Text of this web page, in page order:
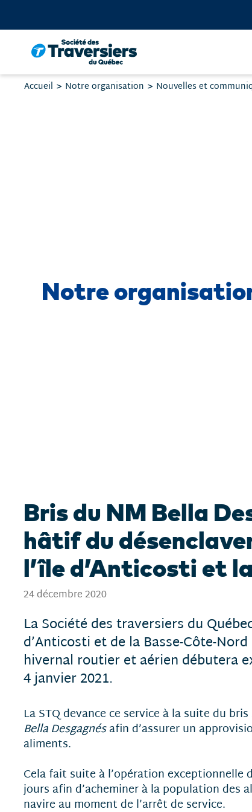
contenu
Vous
Accueil Notre organisation Nouvelles et
Notre
Bris du NM Bella
hâtif du
l’île d’Anticosti et
24 décembre 2020
La Société des traversiers du
d’Anticosti et de la Basse-Côte-
hivernal routier et aérien débutera
4 janvier 2021.
La STQ devance ce service à la suite du
Bella Desgagnésafin d’assurer un
aliments.
Cela fait suite à l’opération
jours afin d’acheminer à la population des
navire au moment de l’arrêt de service.